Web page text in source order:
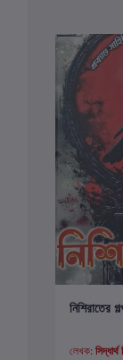
নিশিরাতের
লেখক: